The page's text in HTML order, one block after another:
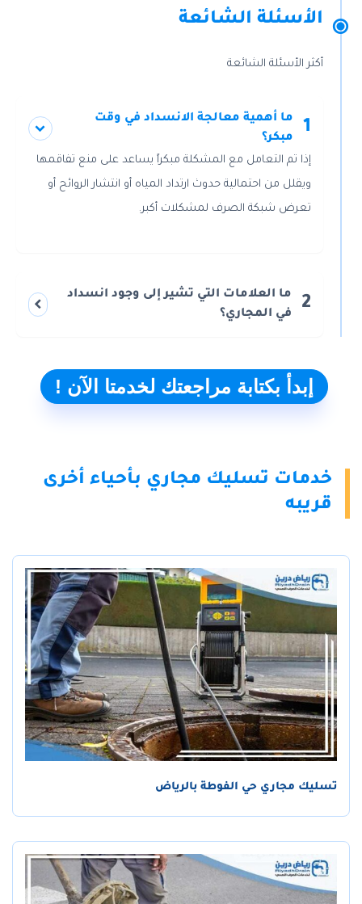
الأسئلة الشائعة
أكثر الأسئلة الشائعة
1
ما أهمية معالجة الانسداد في وقت
مبكر؟
إذا تم التعامل مع المشكلة مبكراً يساعد على منع تفاقمها
ويقلل من احتمالية حدوث ارتداد المياه أو انتشار الروائح أو
تعرض شبكة الصرف لمشكلات أكبر.
2
ما العلامات التي تشير إلى وجود انسداد
في المجاري؟
إبدأ بكتابة مراجعتك لخدمتا الآن !
خدمات تسليك مجاري بأحياء أخرى
قريبه
تسليك مجاري حي الفوطة بالرياض